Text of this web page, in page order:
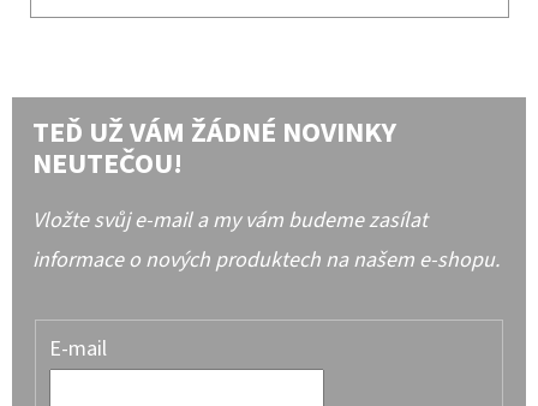
TEĎ UŽ VÁM ŽÁDNÉ NOVINKY
NEUTEČOU!
Vložte svůj e-mail a my vám budeme zasílat
informace o nových produktech na našem e-shopu.
E-mail